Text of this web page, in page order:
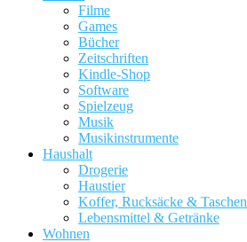
Filme
Games
Bücher
Zeitschriften
Kindle-Shop
Software
Spielzeug
Musik
Musikinstrumente
Haushalt
Drogerie
Haustier
Koffer, Rucksäcke & Taschen
Lebensmittel & Getränke
Wohnen